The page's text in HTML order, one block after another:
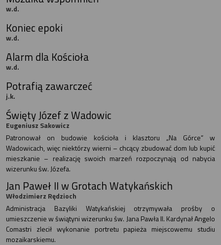
w.d.
Koniec epoki
w.d.
Alarm dla Kościoła
w.d.
Potrafią zawarczeć
j.k.
Święty Józef z Wadowic
Eugeniusz Sakowicz
Patronował on budowie kościoła i klasztoru „Na Górce” w
Wadowicach, więc niektórzy wierni – chcący zbudować dom lub kupić
mieszkanie – realizację swoich marzeń rozpoczynają od nabycia
wizerunku św. Józefa.
Jan Paweł II w Grotach Watykańskich
Włodzimierz Rędzioch
Administracja Bazyliki Watykańskiej otrzymywała prośby o
umieszczenie w świątyni wizerunku św. Jana Pawła II. Kardynał Angelo
Comastri zlecił wykonanie portretu papieża miejscowemu studiu
mozaikarskiemu.